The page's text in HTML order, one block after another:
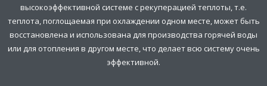
высокоэффективной системе с рекуперацией теплоты, т.е.
теплота, поглощаемая при охлаждении одном месте, может быть
восстановлена и использована для производства горячей воды
или для отопления в другом месте, что делает всю систему очень
эффективной.